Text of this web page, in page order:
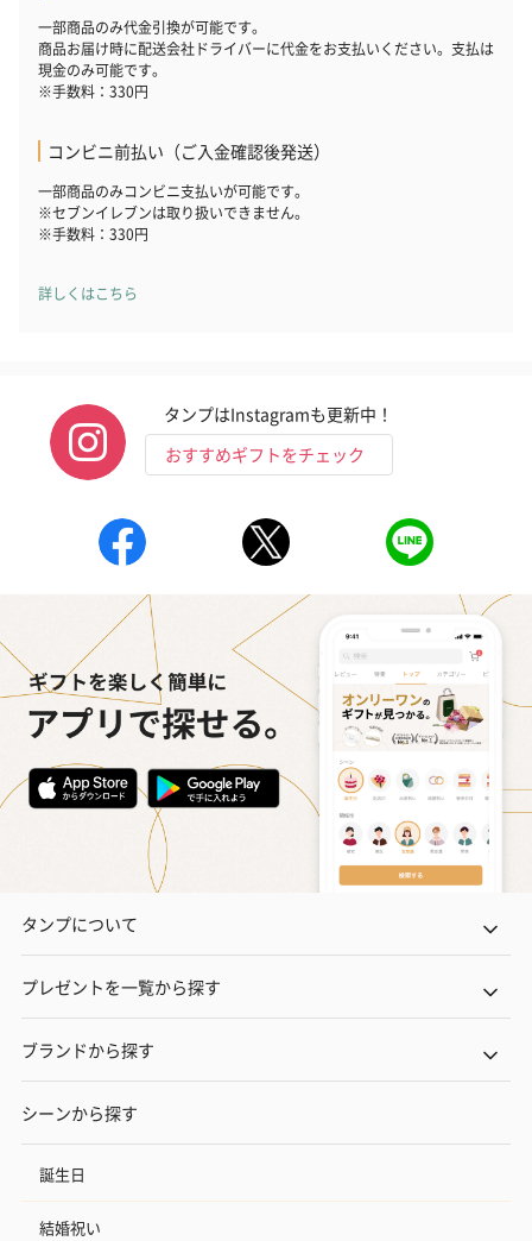
フラッグカプセル：イ
ンセンススティック
（END）（880円）
フラッグカプセル：イ
ンセンススティック
（GRAPE
お酒
お酒を同梱してお届けいたします。
※20歳未満の方への酒類の販売はいたしません。
プレミアムビール イネ
実楽山田錦 特別純米
円）
おつまみ・その他
お酒にぴったりのおつまみ・サプリを同梱してお届けいたしま
す。
いぶりがっことチーズ
しょっつるナ
一部商品のみ代金引換が可能です。
商品お届け時に配送会社ドライバーに代金をお支払いください。支払は
現金のみ可能です。
※手数料：330円
コンビニ前払い（ご入金確認後発送）
一部商品のみコンビニ支払いが可能です。
※セブンイレブンは取り扱いできません。
※手数料：330円
詳しくはこちら
タンプはInstagramも更新中！
おすすめギフトをチェック
タンプについて
プレゼントを一覧から探す
ブランドから探す
シーンから探す
誕生日
結婚祝い